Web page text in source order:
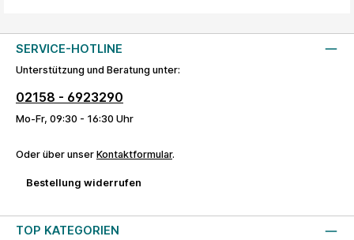
SERVICE-HOTLINE
Unterstützung und Beratung unter:
02158 - 6923290
Mo-Fr, 09:30 - 16:30 Uhr
Oder über unser Kontaktformular.
Bestellung widerrufen
TOP KATEGORIEN